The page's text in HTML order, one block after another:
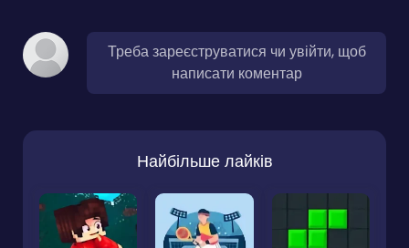
Треба зареєструватися чи увійти, щоб
написати коментар
Найбільше лайків